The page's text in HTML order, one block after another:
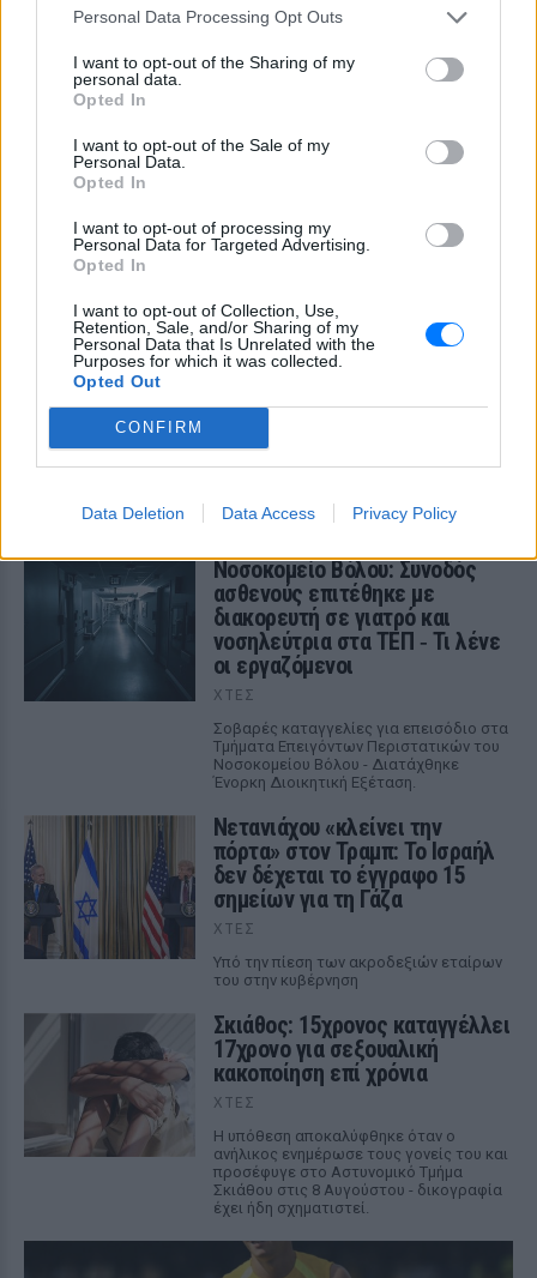
Personal Data Processing Opt Outs
I want to opt-out of the Sharing of my
personal data.
Opted In
I want to opt-out of the Sale of my
Personal Data.
Opted In
I want to opt-out of processing my
Personal Data for Targeted Advertising.
Opted In
I want to opt-out of Collection, Use,
Retention, Sale, and/or Sharing of my
Personal Data that Is Unrelated with the
Purposes for which it was collected.
Opted Out
CONFIRM
Data Deletion Data Access Privacy Policy
Από τη «Λούφα και Παραλλαγή» και το
«Ρεμπέτικο» έως το «Μάθε παιδί μου
ελληνική κινηματογραφική και
τηλεοπτική παραγωγή
Λέσβος: Κτηνοτρόφος έχασε το κοπάδι του
από αφθώδη πυρετό και λίγο μετά έφυγε από
τη ζωή
Ο Παλλεσβιακός Φορέας Πρωτογενούς Τομέα αποχαιρετά
τον Παναγιώτη και καλεί το κράτος να μη αφήνει μόνους
ΧΤΕΣ
Νοσοκομείο Βόλου: Συνοδός
ασθενούς επιτέθηκε με
διακορευτή σε γιατρό και
νοσηλεύτρια στα ΤΕΠ ‑ Τι λένε
οι εργαζόμενοι
ΧΤΕΣ
Σοβαρές καταγγελίες για επεισόδιο στα
Τμήματα Επειγόντων Περιστατικών του
Νοσοκομείου Βόλου - Διατάχθηκε
Ένορκη Διοικητική Εξέταση.
Νετανιάχου «κλείνει την
πόρτα» στον Τραμπ: Το Ισραήλ
δεν δέχεται το έγγραφο 15
σημείων για τη Γάζα
ΧΤΕΣ
Υπό την πίεση των ακροδεξιών εταίρων
του στην κυβέρνηση
Σκιάθος: 15χρονος καταγγέλλει
17χρονο για σεξουαλική
κακοποίηση επί χρόνια
ΧΤΕΣ
Η υπόθεση αποκαλύφθηκε όταν ο
ανήλικος ενημέρωσε τους γονείς του και
προσέφυγε στο Αστυνομικό Τμήμα
Σκιάθου στις 8 Αυγούστου - δικογραφία
έχει ήδη σχηματιστεί.